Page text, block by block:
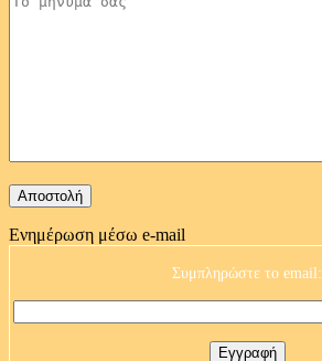
Ενημέρωση μέσω e-mail
Συμπληρώστε το email: